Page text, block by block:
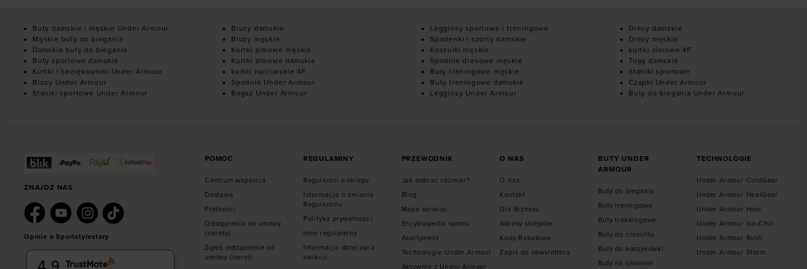
Buty damskie i męskie Under Armour
Męskie buty do biegania
Damskie buty do biegania
Buty sportowe damskie
Kurtki i bezrękawniki Under Armour
Bluzy Under Armour
Staniki sportowe Under Armour
Bluzy damskie
Bluzy męskie
Kurtki zimowe męskie
Kurtki zimowe damskie
kurtki narciarskie 4F
Spodnie Under Armour
Bagaż Under Armour
Legginsy sportowe i treningowe
Spodenki i szorty damskie
Koszulki męskie
Spodnie dresowe męskie
Buty treningowe męskie
Buty treningowe damskie
Legginsy Under Armour
Dresy damskie
Dresy męskie
kurtki zimowe 4F
Topy damskie
Staniki sportowe
Czapki Under Armour
Buty do biegania Under Armour
ZNAJDŹ NAS
Opinie o Sportstylestory
4.9
POMOC
Centrum wsparcia
Dostawa
Płatności
Odstąpienia od umowy
(zwroty)
Zgłoś odstąpienie od
umowy (zwrot)
REGULAMINY
Regulamin e-sklepu
Informacja o zmianie
Regulaminu
Polityka prywatności
Inne regulaminy
Informacja dotycząca
sankcji
PRZEWODNIK
Jak dobrać rozmiar?
Blog
Mapa serwisu
Encyklopedia sportu
Asortyment
Technologie Under Armour
Aktywnie z Under Armour
O NAS
O nas
Kontakt
Dla Biznesu
Adresy sklepów
Kody Rabatowe
Zapis do newslettera
BUTY UNDER
ARMOUR
Buty do biegania
Buty treningowe
Buty trekkingowe
Buty do crossfitu
Buty do koszykówki
Buty na siłownie
TECHNOLOGIE
Under Armour ColdGear
Under Armour HeatGear
Under Armour Hovr
Under Armour Iso-Chill
Under Armour Rush
Under Armour Storm